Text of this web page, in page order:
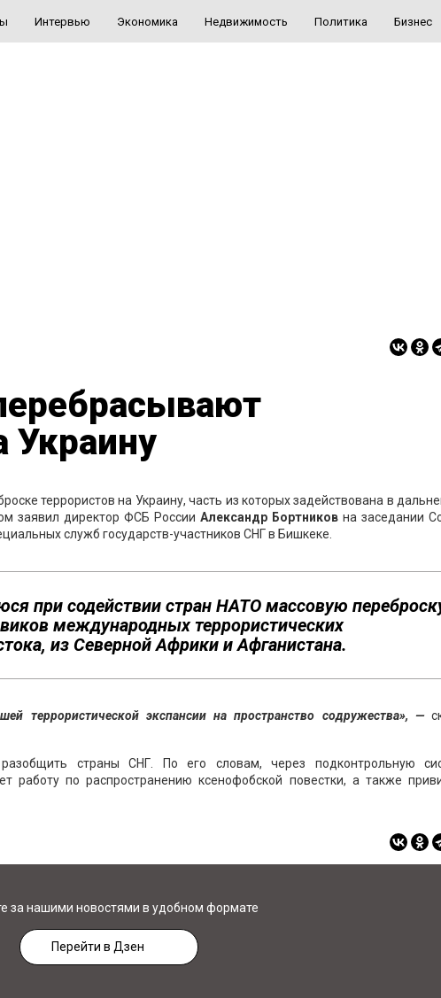
Интервью Экономика Недвижимость Политика Бизнес
Украину
террористов на Украину, часть из которых задействована в
заявил директор ФСБ РоссииАлександр Бортниковна заседании
служб государств-участников СНГ в Бишкеке.
при содействии стран НАТО массовую
международных террористических
из Северной Африки и Афганистана.
террористической экспансии на пространство содружества», —
страны СНГ. По его словам, через подконтрольную
работу по распространению ксенофобской повестки, а также
за нашими новостями в удобном формате
Перейти в Дзен